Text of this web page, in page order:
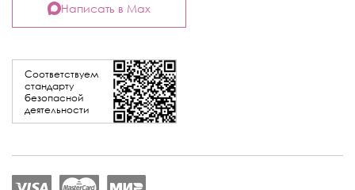
Соответствуем
стандарту
безопасной
деятельности
Написать в Max